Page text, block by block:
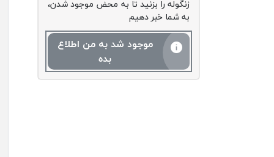
زنگوله را بزنید تا به محض موجود شدن،
به شما خبر دهیم
موجود شد به من اطلاع
بده